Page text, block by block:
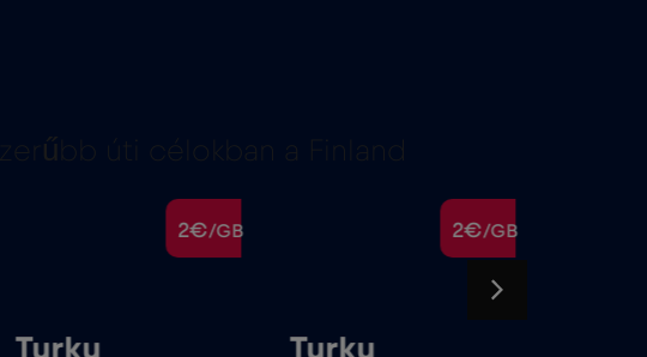
úti célokban a Finland
2€/GB
Turku
2€/GB
Turku